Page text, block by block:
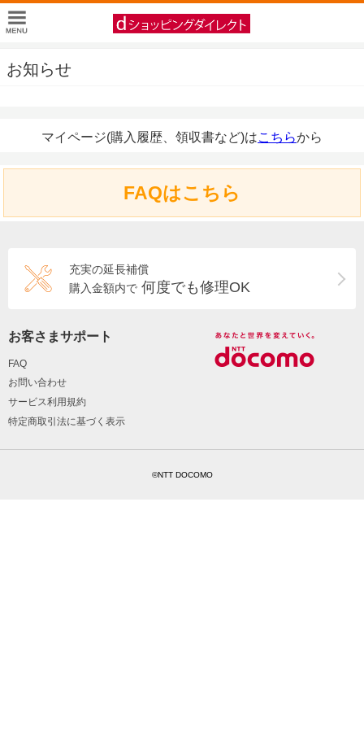
お知らせ
マイページ(購入履歴、領収書など)はこちらから
FAQはこちら
充実の延長補償
購入金額内で 何度でも修理OK
お客さまサポート
FAQ
お問い合わせ
サービス利用規約
特定商取引法に基づく表示
©NTT DOCOMO